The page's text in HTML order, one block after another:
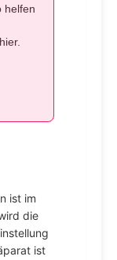
helfen
ist im
die
ist